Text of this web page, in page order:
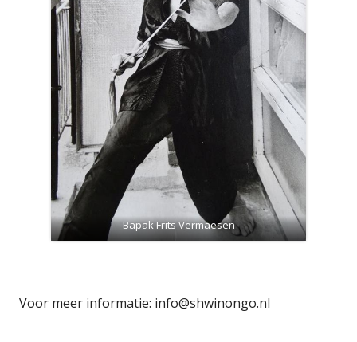
Bapak Frits Vermaesen
Voor meer informatie: info@shwinongo.nl